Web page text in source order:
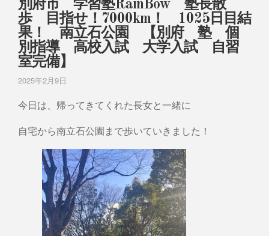
別府市 学習塾RainBow 塾長散
歩 目指せ！7000km！ 1025日目結
果！ 南立石公園 【別府 塾 個
別指導 高校入試 大学入試 自習
室完備】
2025年2月9日
今日は、帰ってきてくれた長女と一緒に
自宅から南立石公園まで歩いていきました！